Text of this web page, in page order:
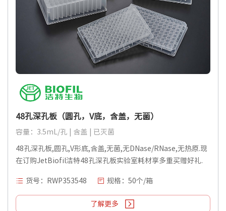
48孔深孔板（圆孔，V底，含盖，无菌）
容量：3.5mL/孔 | 含盖 | 已灭菌
48孔深孔板,圆孔,V形底,含盖,无菌,无DNase/RNase,无热原.现
在订购JetBiofil洁特48孔深孔板实验室耗材享多重买赠好礼.
货号：RWP353548 规格：50个/箱
了解更多